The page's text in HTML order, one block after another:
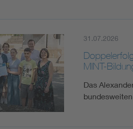
31.07.2026
MINT-
Das